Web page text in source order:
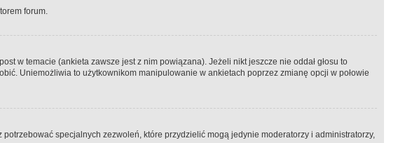
forum.
w temacie (ankieta zawsze jest z nim powiązana). Jeżeli nikt jeszcze nie oddał głosu to
Uniemożliwia to użytkownikom manipulowanie w ankietach poprzez zmianę opcji w połowie
specjalnych zezwoleń, które przydzielić mogą jedynie moderatorzy i administratorzy,